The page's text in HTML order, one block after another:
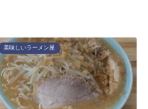
美味しいラーメン屋